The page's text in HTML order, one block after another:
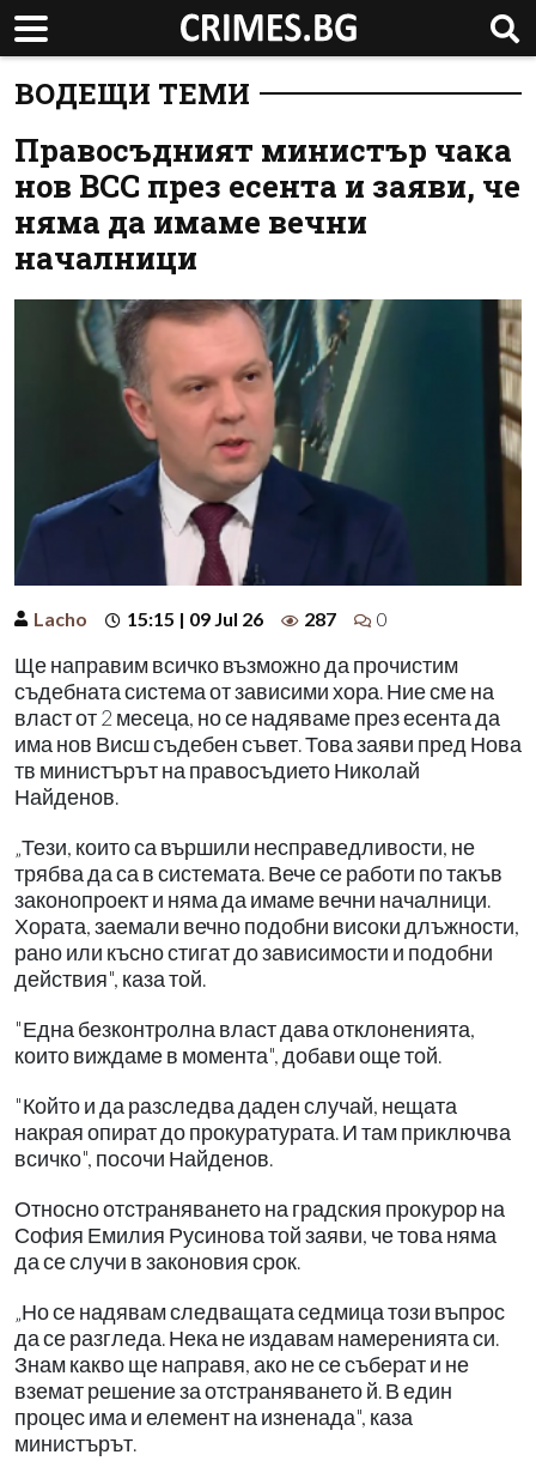
ВОДЕЩИ ТЕМИ
Правосъдният министър чака
нов ВСС през есента и заяви, че
няма да имаме вечни
началници
Lacho 15:15 | 09 Jul 26 287 0
Ще направим всичко възможно да прочистим
съдебната система от зависими хора. Ние сме на
власт от 2 месеца, но се надяваме през есента да
има нов Висш съдебен съвет. Това заяви пред Нова
тв министърът на правосъдието Николай
Найденов.
„Тези, които са вършили несправедливости, не
трябва да са в системата. Вече се работи по такъв
законопроект и няма да имаме вечни началници.
Хората, заемали вечно подобни високи длъжности,
рано или късно стигат до зависимости и подобни
действия", каза той.
"Една безконтролна власт дава отклоненията,
които виждаме в момента", добави още той.
"Който и да разследва даден случай, нещата
накрая опират до прокуратурата. И там приключва
всичко", посочи Найденов.
Относно отстраняването на градския прокурор на
София Емилия Русинова той заяви, че това няма
да се случи в законовия срок.
„Но се надявам следващата седмица този въпрос
да се разгледа. Нека не издавам намеренията си.
Знам какво ще направя, ако не се съберат и не
вземат решение за отстраняването й. В един
процес има и елемент на изненада", каза
министърът.